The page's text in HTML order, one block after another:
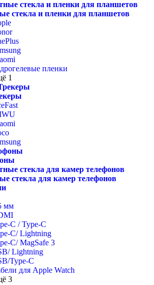
стекла и пленки для планшетов
пленки
1
стекла для камер телефонов
мм
C / Type-C
C/ Lightning
C/ MagSafe 3
Lightning
Type-C
для Apple Watch
3